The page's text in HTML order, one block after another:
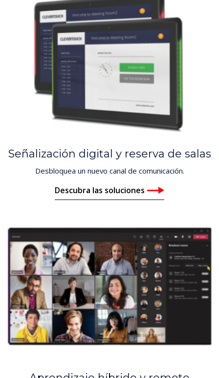
Señalización digital y reserva de salas
Desbloquea un nuevo canal de comunicación.
Descubra las soluciones